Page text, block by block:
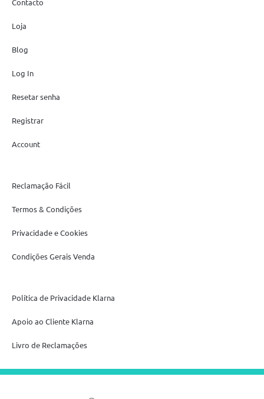
Contacto
Loja
Blog
Log In
Resetar senha
Registrar
Account
Reclamação Fácil
Termos & Condições
Privacidade e Cookies
Condições Gerais Venda
Política de Privacidade Klarna
Apoio ao Cliente Klarna
Livro de Reclamações